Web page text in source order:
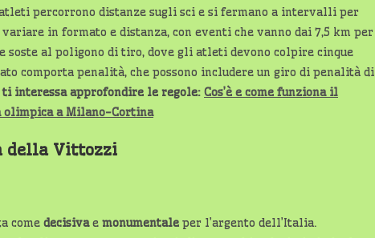
percorrono distanze sugli sci e si fermano a intervalli per
in formato e distanza, con eventi che vanno dai 7,5 km per
soste al poligono di tiro, dove gli atleti devono colpire cinque
comporta penalità, che possono includere un giro di penalità di
ti interessa approfondire le regole: Cos’è e come funziona il
olimpica a Milano-Cortina
della Vittozzi
come decisivae monumentale per l’argento dell’Italia.